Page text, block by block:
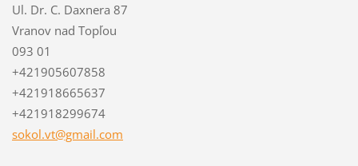
Ul. Dr. C. Daxnera 87
Vranov nad Topľou
093 01
+421905607858
+421918665637
+421918299674
sokol.vt@gmail.com